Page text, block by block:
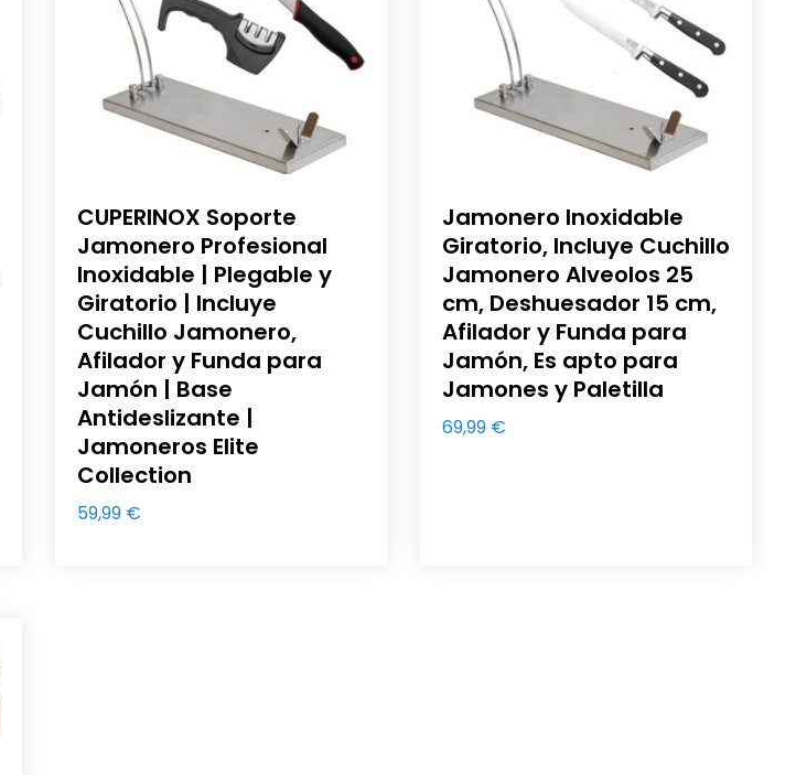
CUPERINOX Soporte
Jamonero Profesional
Inoxidable | Plegable y
Giratorio | Incluye
Cuchillo Jamonero,
Afilador y Funda para
Jamón | Base
Antideslizante |
Jamoneros Elite
Collection
59,99 €
Jamonero Inoxidable
Giratorio, Incluye Cuchillo
Jamonero Alveolos 25
cm, Deshuesador 15 cm,
Afilador y Funda para
Jamón, Es apto para
Jamones y Paletilla
69,99 €